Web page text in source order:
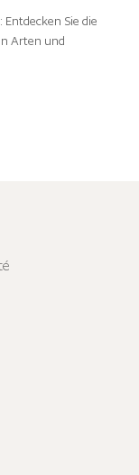
Sie die
Arten und